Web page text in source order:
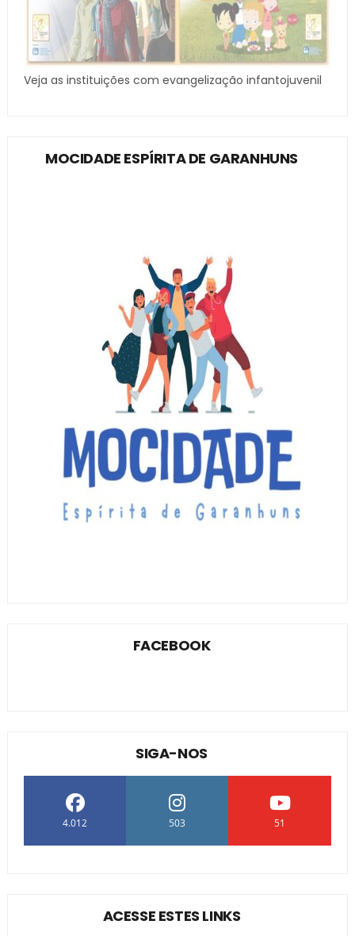
Veja as instituições com evangelização infantojuvenil
MOCIDADE ESPÍRITA DE GARANHUNS
FACEBOOK
SIGA-NOS
4.012 503 51
ACESSE ESTES LINKS